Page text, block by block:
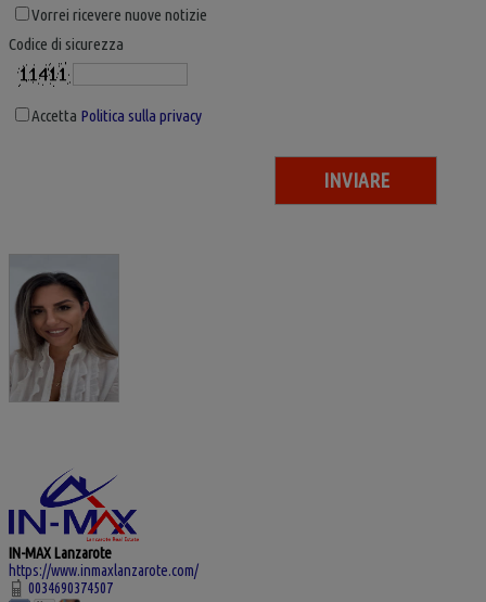
Vorrei ricevere nuove notizie
Codice di sicurezza
Accetta Politica sulla privacy
IN-MAX Lanzarote
https://www.inmaxlanzarote.com/
0034690374507